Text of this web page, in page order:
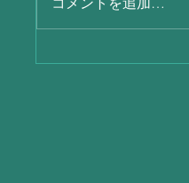
コメントを追加…